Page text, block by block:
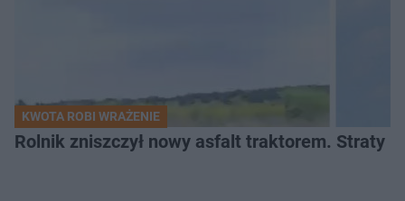
KWOTA ROBI WRAŻENIE
Rolnik zniszczył nowy asfalt traktorem. Straty